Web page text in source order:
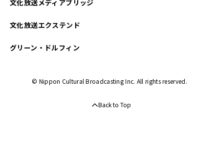
文化放送メディアブリッジ
文化放送エクステンド
グリーン・ドルフィン
© Nippon Cultural Broadcasting Inc. All rights reserved.
Back to Top